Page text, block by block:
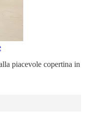
piacevole copertina in